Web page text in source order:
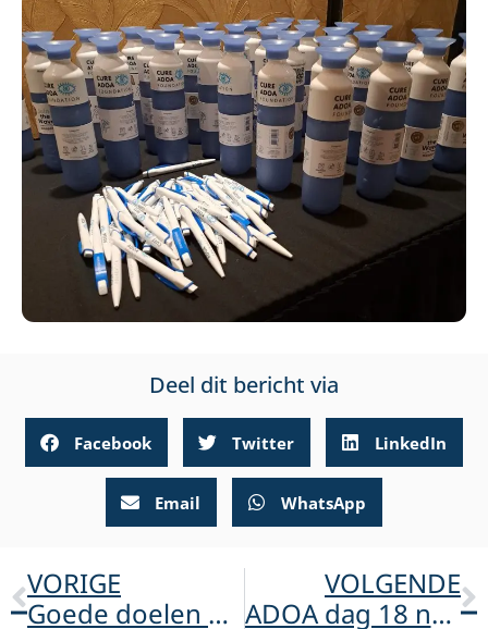
Deel dit bericht via
Facebook Twitter LinkedIn
Email WhatsApp
VORIGE
Goede doelen diner
VOLGENDE
ADOA dag 18 november 2023